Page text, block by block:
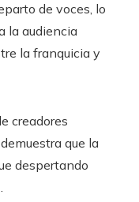
de voces, lo
la audiencia
la franquicia y
creadores
que la
despertando